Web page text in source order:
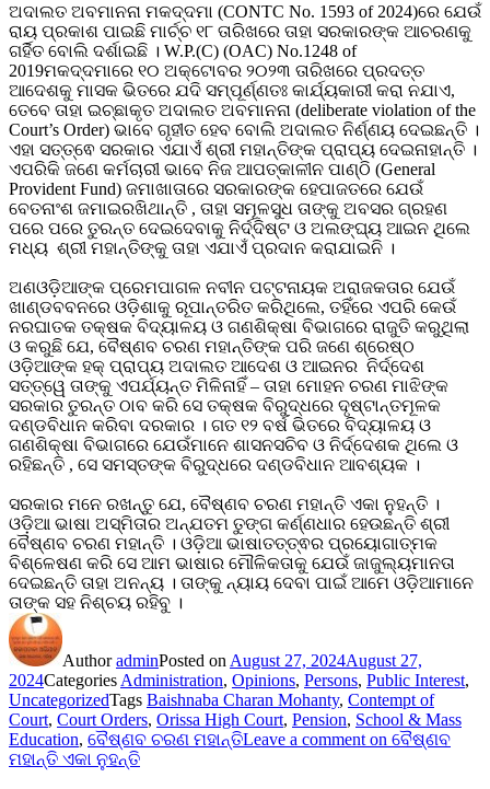
ଅଦାଲତ ଅବମାନନା ମକଦ୍ଦମା (CONTC No. 1593 of 2024)ରେ ଯେଉଁ
ରାୟ ପ୍ରକାଶ ପାଇଛି ମାର୍ଚ୍ଚ ୧୮ ତାରିଖରେ ତାହା ସରକାରଙ୍କ ଆଚରଣକୁ
ଗର୍ହିତ ବୋଲି ଦର୍ଶାଇଛି । W.P.(C) (OAC) No.1248 of
2019ମକଦ୍ଦମାରେ ୧୦ ଅକ୍ଟୋବର ୨୦୨୩ ତାରିଖରେ ପ୍ରଦତ୍ତ
ଆଦେଶକୁ ମାସକ ଭିତରେ ଯଦି ସମ୍ପୂର୍ଣ୍ଣତଃ କାର୍ଯ୍ୟକାରୀ କରା ନଯାଏ,
ତେବେ ତାହା ଇଚ୍ଛାକୃତ ଅଦାଲତ ଅବମାନନା (deliberate violation of the
Court’s Order) ଭାବେ ଗୃହୀତ ହେବ ବୋଲି ଅଦାଲତ ନିର୍ଣ୍ଣୟ ଦେଇଛନ୍ତି ।
ଏହା ସତ୍ତ୍ଵେ ସରକାର ଏଯାଏଁ ଶ୍ରୀ ମହାନ୍ତିଙ୍କ ପ୍ରାପ୍ୟ ଦେଇନାହାନ୍ତି ।
ଏପରିକି ଜଣେ କର୍ମଚାରୀ ଭାବେ ନିଜ ଆପତ୍କାଳୀନ ପାଣ୍ଠି (General
Provident Fund) ଜମାଖାତାରେ ସରକାରଙ୍କ ହେପାଜତରେ ଯେଉଁ
ବେତନାଂଶ ଜମାଇରଖିଥାନ୍ତି , ତାହା ସମୂଳସୁଧ ତାଙ୍କୁ ଅବସର ଗ୍ରହଣ
ପରେ ପରେ ତୁରନ୍ତ ଦେଇଦେବାକୁ ନିର୍ଦ୍ଦିଷ୍ଟ ଓ ଅଲଙ୍ଘ୍ୟ ଆଇନ ଥିଲେ
ମଧ୍ୟ ଶ୍ରୀ ମହାନ୍ତିଙ୍କୁ ତାହା ଏଯାଏଁ ପ୍ରଦାନ କରାଯାଇନି ।
ଅଣଓଡ଼ିଆଙ୍କ ପ୍ରେମପାଗଳ ନବୀନ ପଟ୍ଟନାୟକ ଅରାଜକତାର ଯେଉଁ
ଖାଣ୍ଡବବନରେ ଓଡ଼ିଶାକୁ ରୂପାନ୍ତରିତ କରିଥିଲେ, ତହିଁରେ ଏପରି କେଉଁ
ନରଘାତକ ତକ୍ଷକ ବିଦ୍ୟାଳୟ ଓ ଗଣଶିକ୍ଷା ବିଭାଗରେ ରାଜୁତି କରୁଥିଲା
ଓ କରୁଛି ଯେ, ବୈଷ୍ଣବ ଚରଣ ମହାନ୍ତିଙ୍କ ପରି ଜଣେ ଶ୍ରେଷ୍ଠ
ଓଡ଼ିଆଙ୍କ ହକ୍ ପ୍ରାପ୍ୟ ଅଦାଲତ ଆଦେଶ ଓ ଆଇନର ନିର୍ଦ୍ଦେଶ
ସତ୍ତ୍ୱେ ତାଙ୍କୁ ଏପର୍ଯ୍ୟନ୍ତ ମିଳିନାହିଁ – ତାହା ମୋହନ ଚରଣ ମାଝିଙ୍କ
ସରକାର ତୁରନ୍ତ ଠାବ କରି ସେ ତକ୍ଷକ ବିରୁଦ୍ଧରେ ଦୃଷ୍ଟାନ୍ତମୂଳକ
ଦଣ୍ଡବିଧାନ କରିବା ଦରକାର । ଗତ ୧୨ ବର୍ଷ ଭିତରେ ବିଦ୍ୟାଳୟ ଓ
ଗଣଶିକ୍ଷା ବିଭାଗରେ ଯେଉଁମାନେ ଶାସନସଚିବ ଓ ନିର୍ଦ୍ଦେଶକ ଥିଲେ ଓ
ରହିଛନ୍ତି , ସେ ସମସ୍ତଙ୍କ ବିରୁଦ୍ଧରେ ଦଣ୍ଡବିଧାନ ଆବଶ୍ୟକ ।
ସରକାର ମନେ ରଖନ୍ତୁ ଯେ, ବୈଷ୍ଣବ ଚରଣ ମହାନ୍ତି ଏକା ନୁହନ୍ତି ।
ଓଡ଼ିଆ ଭାଷା ଅସ୍ମିତାର ଅନ୍ଯତମ ତୁଙ୍ଗ କର୍ଣ୍ଣଧାର ହେଉଛନ୍ତି ଶ୍ରୀ
ବୈଷ୍ଣବ ଚରଣ ମହାନ୍ତି । ଓଡ଼ିଆ ଭାଷାତତ୍ତ୍ଵର ପ୍ରୟୋଗାତ୍ମକ
ବିଶ୍ଳେଷଣ କରି ସେ ଆମ ଭାଷାର ମୌଳିକତାକୁ ଯେଉଁ ଜାଜୁଲ୍ୟମାନତା
ଦେଇଛନ୍ତି ତାହା ଅନନ୍ୟ । ତାଙ୍କୁ ନ୍ୟାୟ ଦେବା ପାଇଁ ଆମେ ଓଡ଼ିଆମାନେ
ତାଙ୍କ ସହ ନିଶ୍ଚୟ ରହିବୁ ।
AuthoradminPosted on August 27, 2024August 27,
2024Categories Administration, Opinions, Persons, Public Interest,
UncategorizedTags Baishnaba Charan Mohanty, Contempt of
Court, Court Orders, Orissa High Court, Pension, School & Mass
Education, ବୈଷ୍ଣବ ଚରଣ ମହାନ୍ତିLeave a comment on ବୈଷ୍ଣବ
ମହାନ୍ତି ଏକା ନୁହନ୍ତି